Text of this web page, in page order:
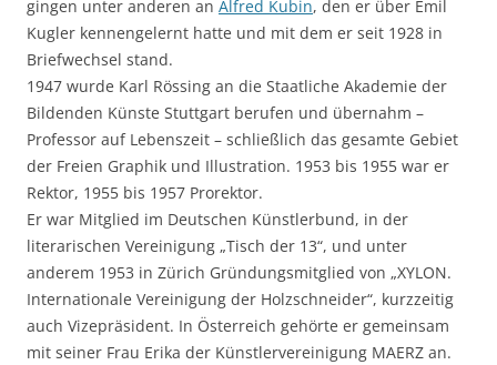
gingen unter anderen an Alfred Kubin, den er über Emil
Kugler kennengelernt hatte und mit dem er seit 1928 in
Briefwechsel stand.
1947 wurde Karl Rössing an die Staatliche Akademie der
Bildenden Künste Stuttgart berufen und übernahm –
Professor auf Lebenszeit – schließlich das gesamte Gebiet
der Freien Graphik und Illustration. 1953 bis 1955 war er
Rektor, 1955 bis 1957 Prorektor.
Er war Mitglied im Deutschen Künstlerbund, in der
literarischen Vereinigung „Tisch der 13“, und unter
anderem 1953 in Zürich Gründungsmitglied von „XYLON.
Internationale Vereinigung der Holzschneider“, kurzzeitig
auch Vizepräsident. In Österreich gehörte er gemeinsam
mit seiner Frau Erika der Künstlervereinigung MAERZ an.